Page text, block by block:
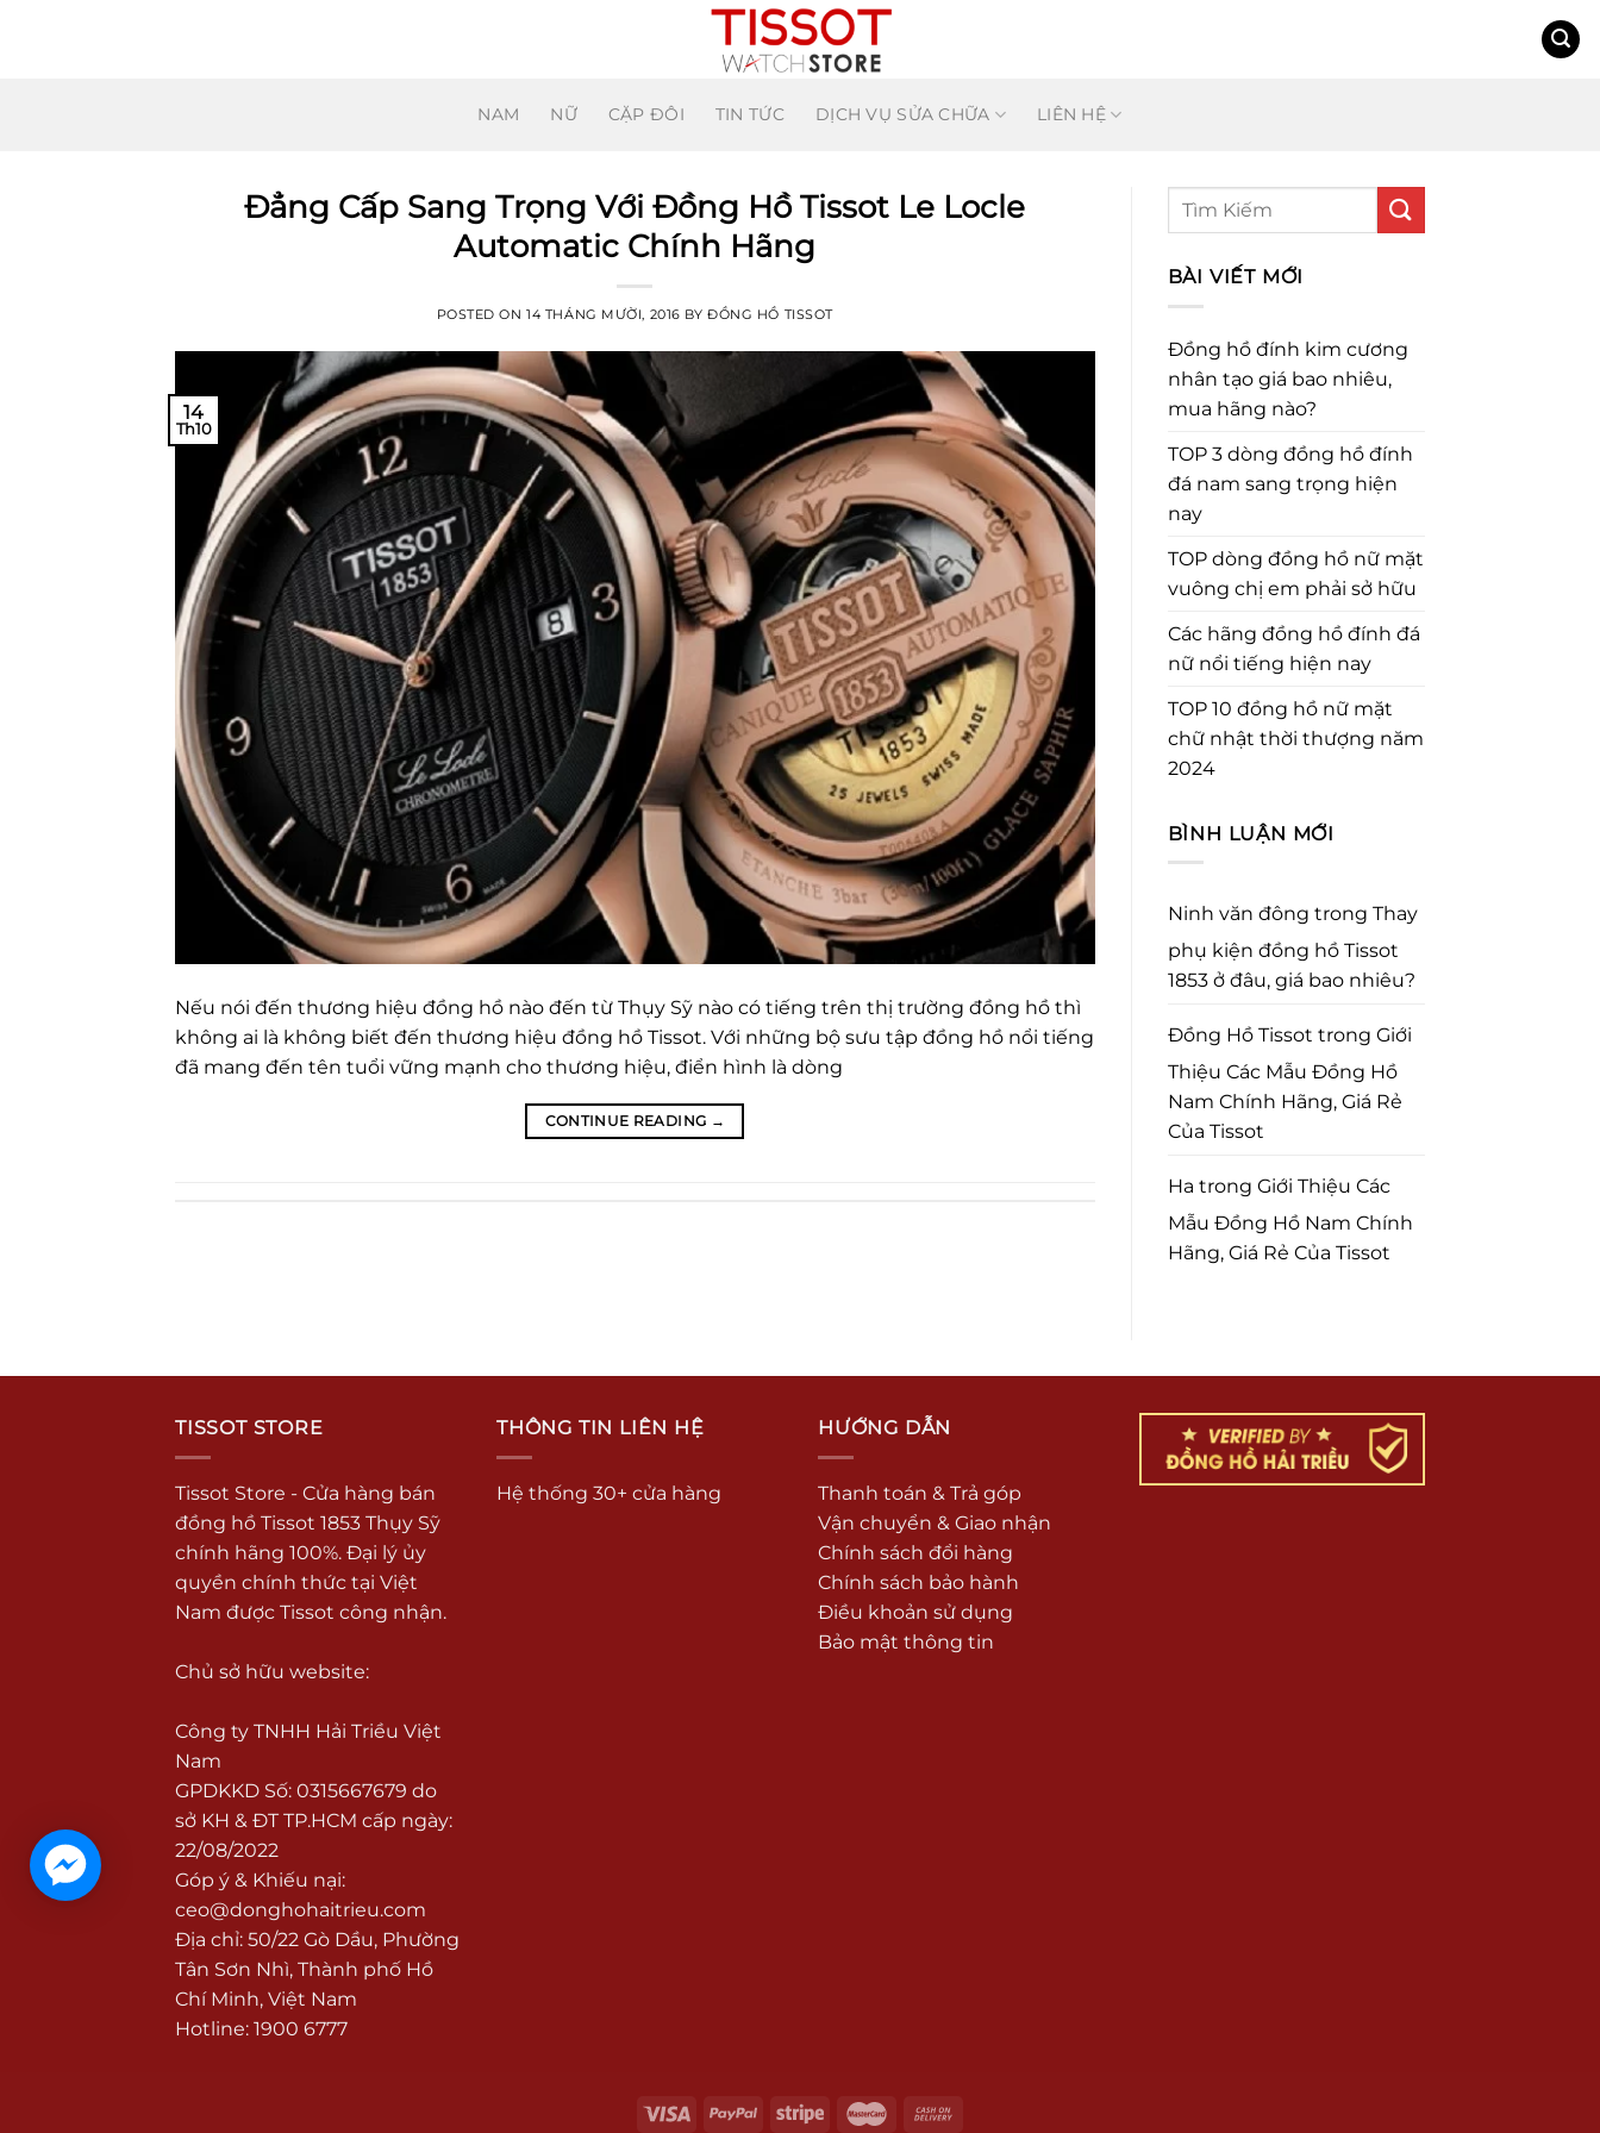
NAM NỮ CẶP ĐÔI TIN TỨC DỊCH VỤ SỬA CHỮA LIÊN HỆ
Đẳng Cấp Sang Trọng Với Đồng Hồ Tissot Le Locle
Automatic Chính Hãng
POSTED ON14 THÁNG MƯỜI, 2016 BYĐỒNG HỒ TISSOT
14
Th10
Nếu nói đến thương hiệu đồng hồ nào đến từ Thụy Sỹ nào có tiếng trên thị trường đồng hồ thì
không ai là không biết đến thương hiệu đồng hồ Tissot. Với những bộ sưu tập đồng hồ nổi tiếng
đã mang đến tên tuổi vững mạnh cho thương hiệu, điển hình là dòng
CONTINUE READING →
BÀI VIẾT MỚI
Đồng hồ đính kim cương
nhân tạo giá bao nhiêu,
mua hãng nào?
TOP 3 dòng đồng hồ đính
đá nam sang trọng hiện
nay
TOP dòng đồng hồ nữ mặt
vuông chị em phải sở hữu
Các hãng đồng hồ đính đá
nữ nổi tiếng hiện nay
TOP 10 đồng hồ nữ mặt
chữ nhật thời thượng năm
2024
BÌNH LUẬN MỚI
Ninh văn đông trong Thay
phụ kiện đồng hồ Tissot
1853 ở đâu, giá bao nhiêu?
Đồng Hồ Tissot trong Giới
Thiệu Các Mẫu Đồng Hồ
Nam Chính Hãng, Giá Rẻ
Của Tissot
Ha trong Giới Thiệu Các
Mẫu Đồng Hồ Nam Chính
Hãng, Giá Rẻ Của Tissot
TISSOT STORE
Tissot Store - Cửa hàng bán
đồng hồ Tissot 1853 Thụy Sỹ
chính hãng 100%. Đại lý ủy
quyền chính thức tại Việt
Nam được Tissot công nhận.
Chủ sở hữu website:
Công ty TNHH Hải Triều Việt
Nam
GPDKKD Số: 0315667679 do
sở KH & ĐT TP.HCM cấp ngày:
22/08/2022
Góp ý & Khiếu nại:
ceo@donghohaitrieu.com
Địa chỉ: 50/22 Gò Dầu, Phường
Tân Sơn Nhì, Thành phố Hồ
Chí Minh, Việt Nam
Hotline: 1900 6777
THÔNG TIN LIÊN HỆ
Hệ thống 30+ cửa hàng
HƯỚNG DẪN
Thanh toán & Trả góp
Vận chuyển & Giao nhận
Chính sách đổi hàng
Chính sách bảo hành
Điều khoản sử dụng
Bảo mật thông tin